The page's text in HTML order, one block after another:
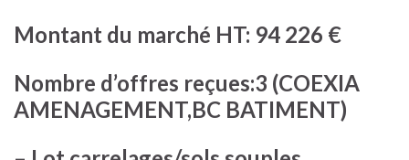
Montant du marché HT: 94 226 €
Nombre d’offres reçues:3 (COEXIA
AMENAGEMENT,BC BATIMENT)